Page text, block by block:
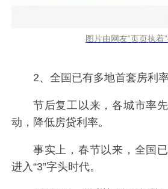
图片由网友“页页执着
2、全国已有多地首套房利
节后复工以来，各城市率
动，降低房贷利率。
事实上，春节以来，全国
进入“3”字头时代。